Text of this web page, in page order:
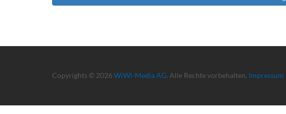
Copyrights © 2026 WiWi-Media AG. Alle Rechte vorbehalten. Impressum